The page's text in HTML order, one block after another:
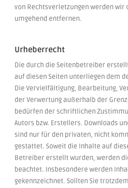
von Rechtsverletzungen werden wir
umgehend entfernen.
Urheberrecht
Die durch die Seitenbetreiber
auf diesen Seiten unterliegen dem
Die Vervielfältigung, Bearbeitung,
der Verwertung außerhalb der
bedürfen der schriftlichen
Autors bzw. Erstellers. Downloads
sind nur für den privaten, nicht
gestattet. Soweit die Inhalte auf
Betreiber erstellt wurden, werden
beachtet. Insbesondere werden
gekennzeichnet. Sollten Sie